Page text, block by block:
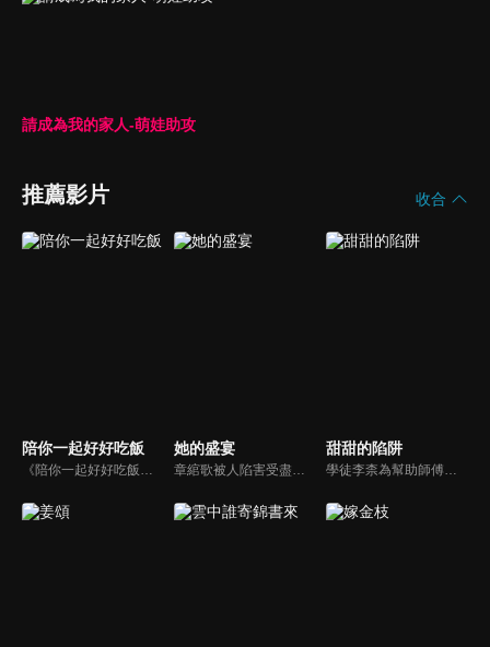
請成為我的家人-萌娃助攻
推薦影片 收合
陪你一起好好吃飯
《陪你一起好好吃飯》陸劇線上看。不會做飯連廚房都沒有的餘昊（高瀚宇），為了自己創建的美食平台，用替身拍攝，得罪了節目組。蘇可嵐（鄭湫泓）臨危受命成為公關總監，接手公關工作應對危機，成了餘昊的廚藝老師。她帶他進入了廚房，也慢慢開始進入他的心。
她的盛宴
章綰歌被人陷害受盡折磨，死後意外回到三年前，章綰歌帶著前世記憶歸來，接近警局隊長陸野來探尋真相，同時陸野的夢境在不斷給她指引線索，當夢中的迷霧被撥開，陸野甘願手握真相深陷其中。當夢中子彈穿過兩顆心臟，一顆停在過去，一顆卻跳向未來……
甜甜的陷阱
學徒李柰為幫助師傅奪回代表榮譽的五星菜刀，「臥底敵營」，只為有朝一日打敗「名廚殺手」姜芥，卻跌入姜芥設計的「陷阱」。該劇以中華傳統美食為背景，廚藝界小白與廚藝界「奪刀殺手」開啟了一場鬥智鬥勇，相生相剋的「甜鬥」之路。